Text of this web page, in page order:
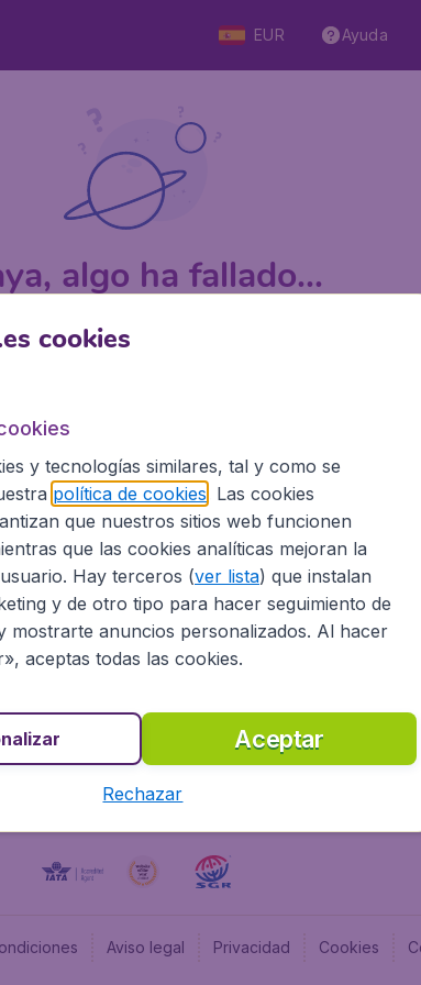
EUR Ayuda
algo ha fallado...
afiliados
Legal
profesionales
Sitios
Aviso legal Privacidad Cookies
cookies
y tecnologías similares, tal y como se
política de cookies . Las cookies
que nuestros sitios web funcionen
que las cookies analíticas mejoran la
Hay terceros (ver lista) que instalan
y de otro tipo para hacer seguimiento de
mostrarte anuncios personalizados. Al hacer
aceptas todas las cookies.
Aceptar
Rechazar